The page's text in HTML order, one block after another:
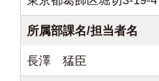
所属部課名/担当者名
長澤 猛臣